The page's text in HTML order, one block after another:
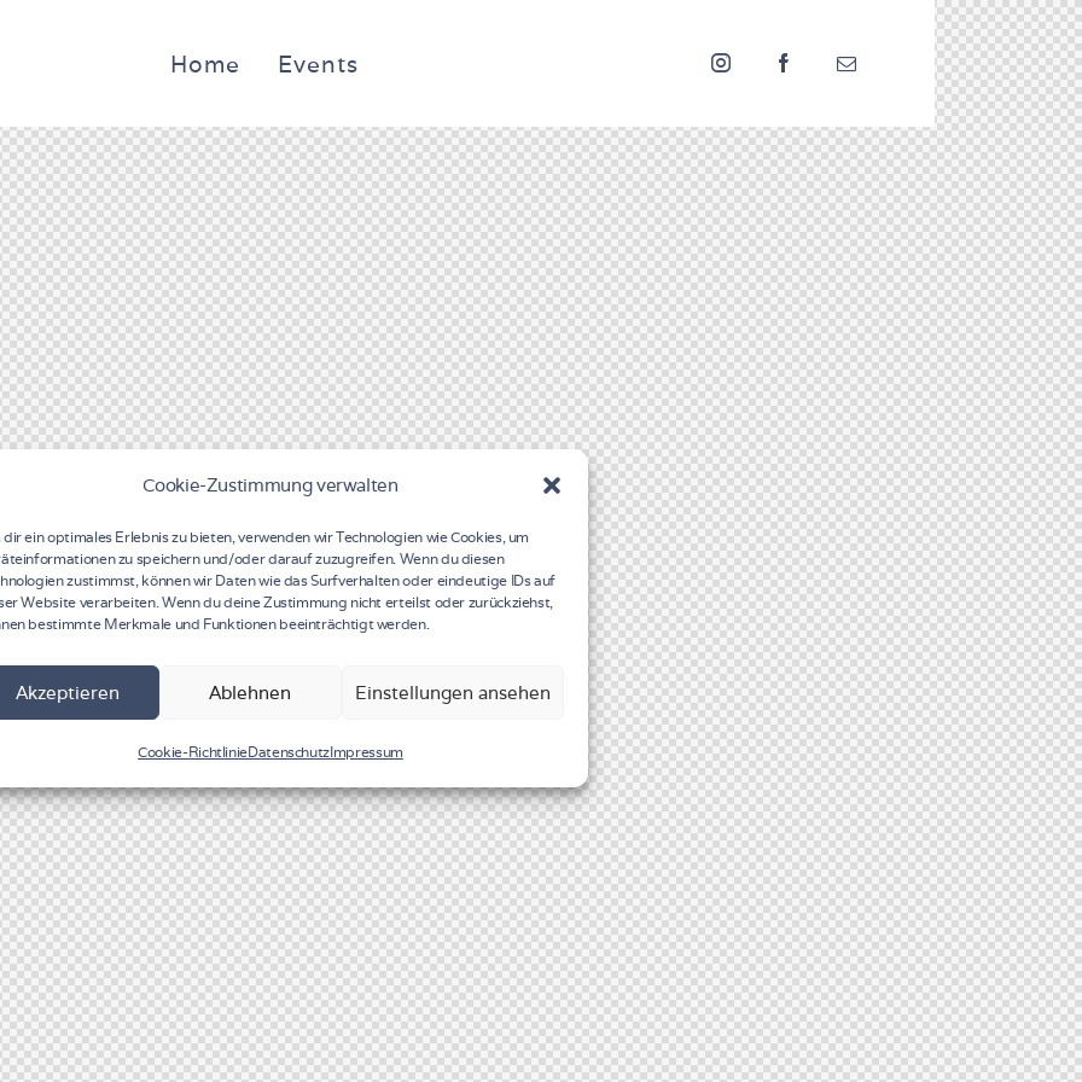
Cookie-Zustimmung verwalten
dir ein optimales Erlebnis zu bieten, verwenden wir Technologien wie Cookies, um
zu speichern und/oder darauf zuzugreifen. Wenn du diesen
zustimmst, können wir Daten wie das Surfverhalten oder eindeutige IDs auf
Website verarbeiten. Wenn du deine Zustimmung nicht erteilst oder zurückziehst,
bestimmte Merkmale und Funktionen beeinträchtigt werden.
Akzeptieren Ablehnen Einstellungen ansehen
Cookie-RichtlinieDatenschutzImpressum
Home Events